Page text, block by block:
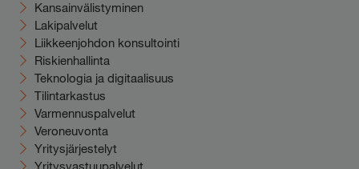
Kansainvälistyminen
Lakipalvelut
Liikkeenjohdon konsultointi
Riskienhallinta
Teknologia ja digitaalisuus
Tilintarkastus
Varmennuspalvelut
Veroneuvonta
Yritysjärjestelyt
Yritysvastuupalvelut